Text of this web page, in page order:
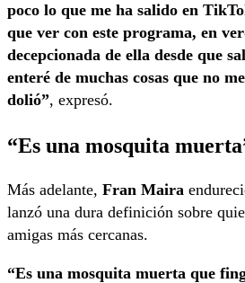
poco lo que me ha salido en
que ver con este programa, en
decepcionada de ella desde que
enteré de muchas cosas que no
dolió”, expresó.
“Es una mosquita
Más adelante, Fran Maira
lanzó una dura definición sobre
amigas más cercanas.
“Es una mosquita muerta que